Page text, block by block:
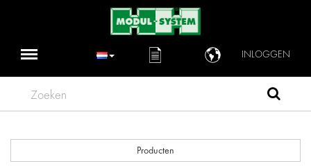
INLOGGEN
Zoeken
Producten